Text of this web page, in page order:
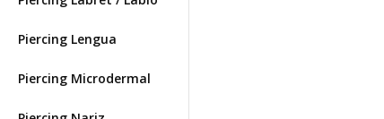
Piercing Lengua
Piercing Microdermal